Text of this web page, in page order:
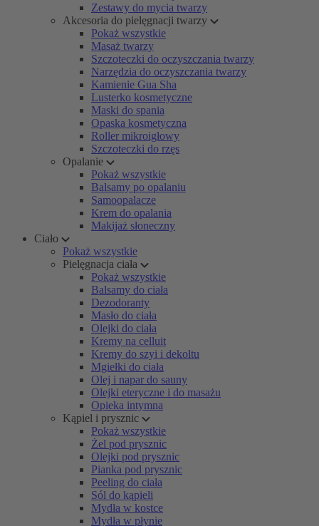
Zestawy do mycia twarzy
Akcesoria do pielęgnacji twarzy
Pokaż wszystkie
Masaż twarzy
Szczoteczki do oczyszczania twarzy
Narzędzia do oczyszczania twarzy
Kamienie Gua Sha
Lusterko kosmetyczne
Maski do spania
Opaska kosmetyczna
Roller mikroigłowy
Szczoteczki do rzęs
Opalanie
Pokaż wszystkie
Balsamy po opalaniu
Samoopalacze
Krem do opalania
Makijaż słoneczny
Ciało
Pokaż wszystkie
Pielęgnacja ciała
Pokaż wszystkie
Balsamy do ciała
Dezodoranty
Masło do ciała
Olejki do ciała
Kremy na celluit
Kremy do szyi i dekoltu
Mgiełki do ciała
Olej i napar do sauny
Olejki eteryczne i do masażu
Opieka intymna
Kąpiel i prysznic
Pokaż wszystkie
Żel pod prysznic
Olejki pod prysznic
Pianka pod prysznic
Peeling do ciała
Sól do kąpieli
Mydła w kostce
Mydła w płynie